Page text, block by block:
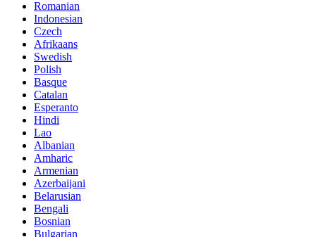
Romanian
Indonesian
Czech
Afrikaans
Swedish
Polish
Basque
Catalan
Esperanto
Hindi
Lao
Albanian
Amharic
Armenian
Azerbaijani
Belarusian
Bengali
Bosnian
Bulgarian